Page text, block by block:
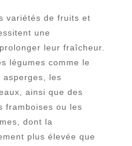
variétés de fruits et
une
leur fraîcheur.
légumes comme le
asperges, les
ainsi que des
framboises ou les
dont la
plus élevée que